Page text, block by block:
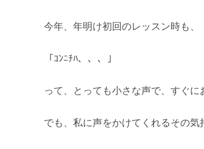
今年、年明け初回のレッスン時も、
「ｺﾝﾆﾁﾊ、、、」
って、とっても小さな声で、すぐ
でも、私に声をかけてくれるその気